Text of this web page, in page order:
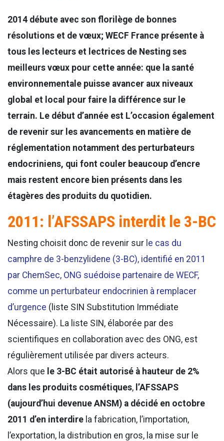
2014 débute avec son florilège de bonnes
résolutions et de vœux; WECF France présente à
tous les lecteurs et lectrices de Nesting ses
meilleurs vœux pour cette année: que la santé
environnementale puisse avancer aux niveaux
global et local pour faire la différence sur le
terrain. Le début d’année est L’occasion également
de revenir sur les avancements en matière de
réglementation notamment des perturbateurs
endocriniens, qui font couler beaucoup d’encre
mais restent encore bien présents dans les
étagères des produits du quotidien.
2011: l’AFSSAPS interdit le 3-BC
Nesting choisit donc de revenir sur le cas du
camphre de 3-benzylidene (3-BC), identifié en 2011
par ChemSec, ONG suédoise partenaire de WECF,
comme un perturbateur endocrinien à remplacer
d’urgence (liste SIN Substitution Immédiate
Nécessaire). La liste SIN, élaborée par des
scientifiques en collaboration avec des ONG, est
régulièrement utilisée par divers acteurs.
Alors que le 3-BC était autorisé à hauteur de 2%
dans les produits cosmétiques, l’AFSSAPS
(aujourd’hui devenue ANSM) a décidé en octobre
2011 d’en interdire la fabrication, l’importation,
l’exportation, la distribution en gros, la mise sur le